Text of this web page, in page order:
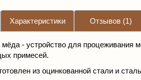
Характеристики Отзывов (1)
- устройство для процеживания
примесей.
из оцинкованной стали и